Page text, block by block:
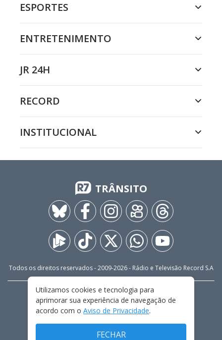
ESPORTES
ENTRETENIMENTO
JR 24H
RECORD
INSTITUCIONAL
TRÂNSITO
Todos os direitos reservados - 2009-2026- Rádio e Televisão Record S.A
FALE CONOSCO
PRIVACIDADE
TERMOS E CONDIÇÕES DE USO
Utilizamos cookies e tecnologia para
aprimorar sua experiência de navegação de
acordo com o Aviso de Privacidade.
FECHAR